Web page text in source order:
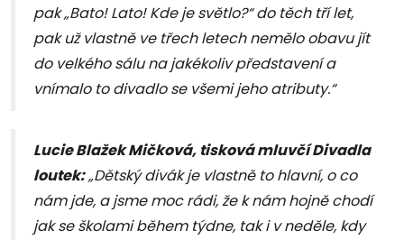
pak „Bato! Lato! Kde je světlo?“ do těch tří let,
pak už vlastně ve třech letech nemělo obavu jít
do velkého sálu na jakékoliv představení a
vnímalo to divadlo se všemi jeho atributy.“
Lucie Blažek Mičková, tisková mluvčí Divadla
loutek:„Dětský divák je vlastně to hlavní, o co
nám jde, a jsme moc rádi, že k nám hojně chodí
jak se školami během týdne, tak i v neděle, kdy